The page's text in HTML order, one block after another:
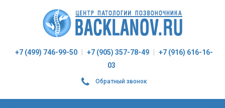
+7 (499) 746-99-50 +7 (905) 357-78-49
+7 (916) 616-16-
03
Обратный звонок